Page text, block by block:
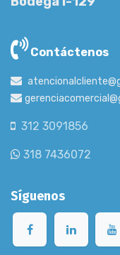
Contáctenos
312 3091856
318 7436072
Síguenos